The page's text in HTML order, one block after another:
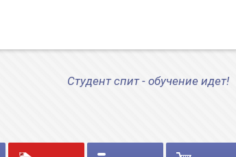
Студент спит - обучение идет!